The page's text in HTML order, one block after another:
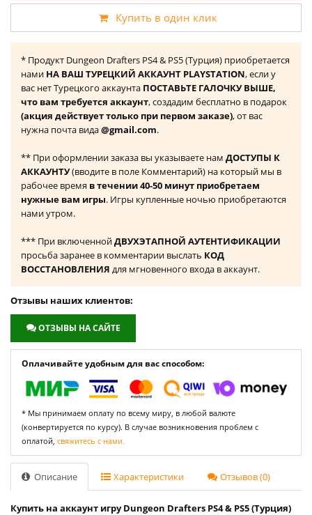
Купить в один клик
* Продукт Dungeon Drafters PS4 & PS5 (Турция) приобретается
нами НА ВАШ ТУРЕЦКИЙ АККАУНТ PLAYSTATION, если у
вас нет Турецкого аккаунта ПОСТАВЬТЕ ГАЛОЧКУ ВЫШЕ,
что вам требуется аккаунт, создадим бесплатно в подарок
(акция действует только при первом заказе), от вас
нужна почта вида@gmail.com.
** При оформлении заказа вы указываете нам ДОСТУПЫ К
АККАУНТУ(вводите в поле Комментарий) на который мы в
рабочее время в течении 40-50 минут приобретаем
нужные вам игры. Игры купленные ночью приобретаются
нами утром.
*** При включеннойДВУХЭТАПНОЙ АУТЕНТИФИКАЦИИ
просьба заранее в комментарии выслать КОД
ВОССТАНОВЛЕНИЯ для мгновенного входа в аккаунт.
Отзывы наших клиентов:
ОТЗЫВЫ НА САЙТЕ
Оплачивайте удобным для вас способом:
* Мы принимаем оплату по всему миру, в любой валюте
(конвертируется по курсу). В случае возникновения проблем с
оплатой, свяжитесь с нами.
Описание Характеристики Отзывов (0)
Купить на аккаунт игру Dungeon Drafters PS4 & PS5 (Турция)